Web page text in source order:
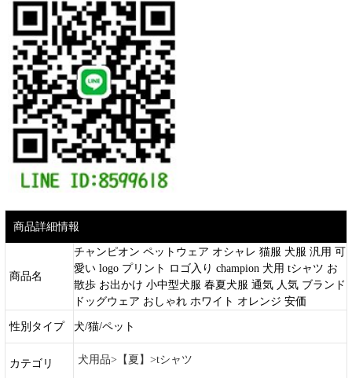
商品詳細情報
商品名
チャンピオン ペットウェア オシャレ 猫服 犬服 汎用 可
愛い logo プリント ロゴ入り champion 犬用 tシャツ お
散歩 お出かけ 小中型犬服 春夏犬服 通気 人気 ブランド
ドッグウェア おしゃれ ホワイト オレンジ 安価
性別タイプ 犬/猫/ペット
カテゴリ 犬用品>【夏】>tシャツ